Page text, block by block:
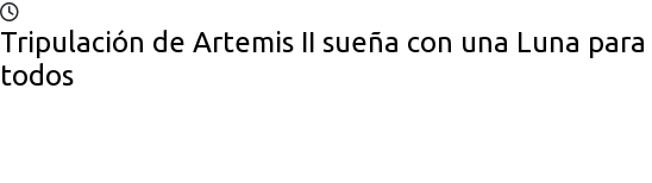
Tripulación de Artemis II sueña con una Luna para
todos